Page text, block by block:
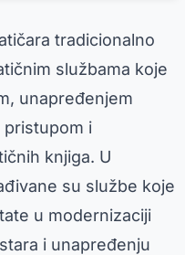
tradicionalno
službama koje
unapređenjem
pristupom i
knjiga. U
su službe koje
u modernizaciji
i unapređenju